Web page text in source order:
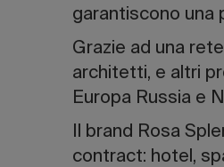
garantiscono una
Grazie ad una
architetti, e altri
Europa Russia e
Il brand Rosa
contract: hotel,